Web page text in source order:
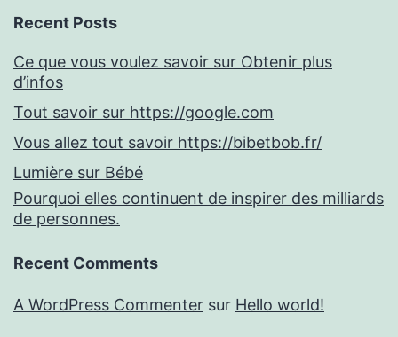
Recent Posts
Ce que vous voulez savoir sur Obtenir plus
d’infos
Tout savoir sur https://google.com
Vous allez tout savoir https://bibetbob.fr/
Lumière sur Bébé
Pourquoi elles continuent de inspirer des milliards
de personnes.
Recent Comments
A WordPress Commenter sur Hello world!